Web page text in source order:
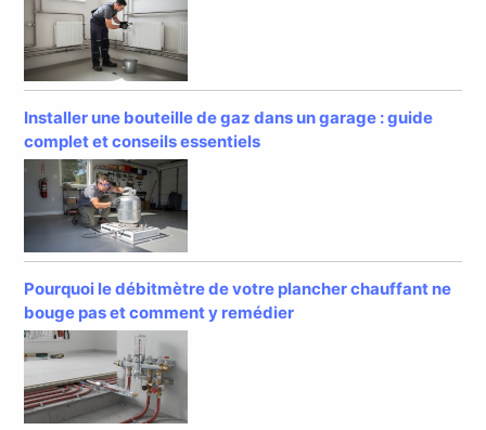
Installer une bouteille de gaz dans un garage : guide
complet et conseils essentiels
Pourquoi le débitmètre de votre plancher chauffant ne
bouge pas et comment y remédier